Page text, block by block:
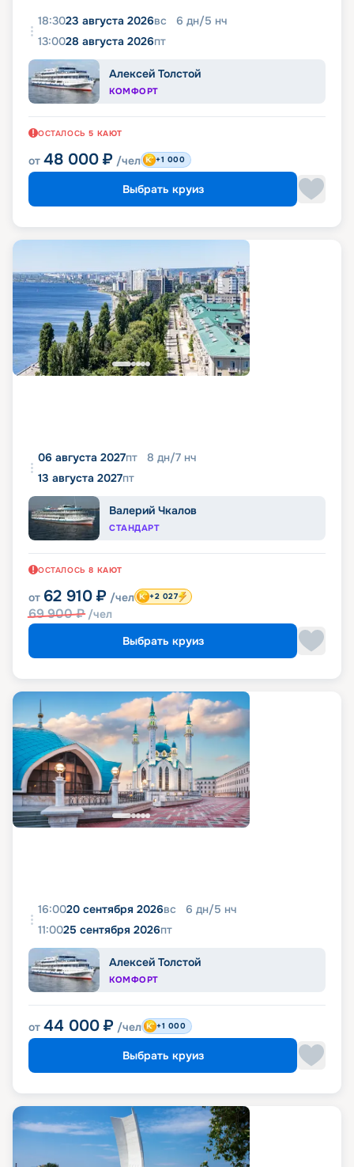
18:3023 августа 2026вс 6 дн/5 нч
13:0028 августа 2026пт
Алексей Толстой
КОМФОРТ
ОСТАЛОСЬ 5 КАЮТ
от 48 000 ₽ /чел +1 000
Выбрать круиз
06 августа 2027пт 8 дн/7 нч
13 августа 2027пт
Валерий Чкалов
СТАНДАРТ
ОСТАЛОСЬ 8 КАЮТ
от 62 910 ₽ /чел
69 900₽ /чел
+2 027
Выбрать круиз
16:0020 сентября 2026вс 6 дн/5 нч
11:0025 сентября 2026пт
Алексей Толстой
КОМФОРТ
от 44 000 ₽ /чел +1 000
Выбрать круиз